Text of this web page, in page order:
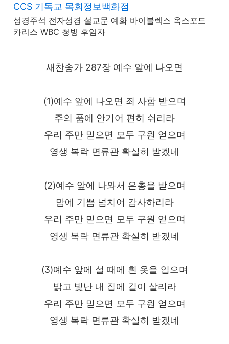
CCS 기독교 목회정보백화점
성경주석 전자성경 설교문 예화 바이블렉스 옥스포드
카리스 WBC 청빙 후임자
새찬송가 287장 예수 앞에 나오면
(1)예수 앞에 나오면 죄 사함 받으며
주의 품에 안기어 편히 쉬리라
우리 주만 믿으면 모두 구원 얻으며
영생 복락 면류관 확실히 받겠네
(2)예수 앞에 나와서 은총을 받으며
맘에 기쁨 넘치어 감사하리라
우리 주만 믿으면 모두 구원 얻으며
영생 복락 면류관 확실히 받겠네
(3)예수 앞에 설 때에 흰 옷을 입으며
밝고 빛난 내 집에 길이 살리라
우리 주만 믿으면 모두 구원 얻으며
영생 복락 면류관 확실히 받겠네